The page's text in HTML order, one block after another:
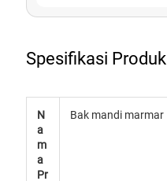
Spesifikasi Produk
N
a
m
a
Pr
Bak mandi marmar